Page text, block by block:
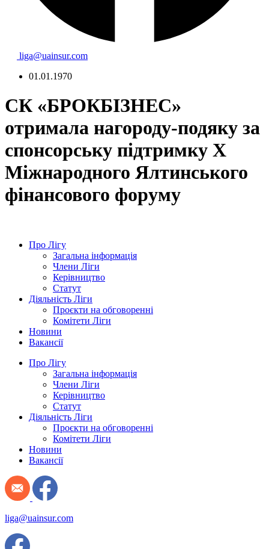
liga@uainsur.com
01.01.1970
СК «БРОКБІЗНЕС»
отримала нагороду-подяку за
спонсорську підтримку Х
Міжнародного Ялтинського
фінансового форуму
Про Лігу
Загальна інформація
Члени Ліги
Керівництво
Статут
Діяльність Ліги
Проєкти на обговоренні
Комітети Ліги
Новини
Вакансії
Про Лігу
Загальна інформація
Члени Ліги
Керівництво
Статут
Діяльність Ліги
Проєкти на обговоренні
Комітети Ліги
Новини
Вакансії
liga@uainsur.com